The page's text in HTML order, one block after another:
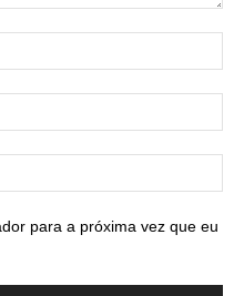
para a próxima vez que eu